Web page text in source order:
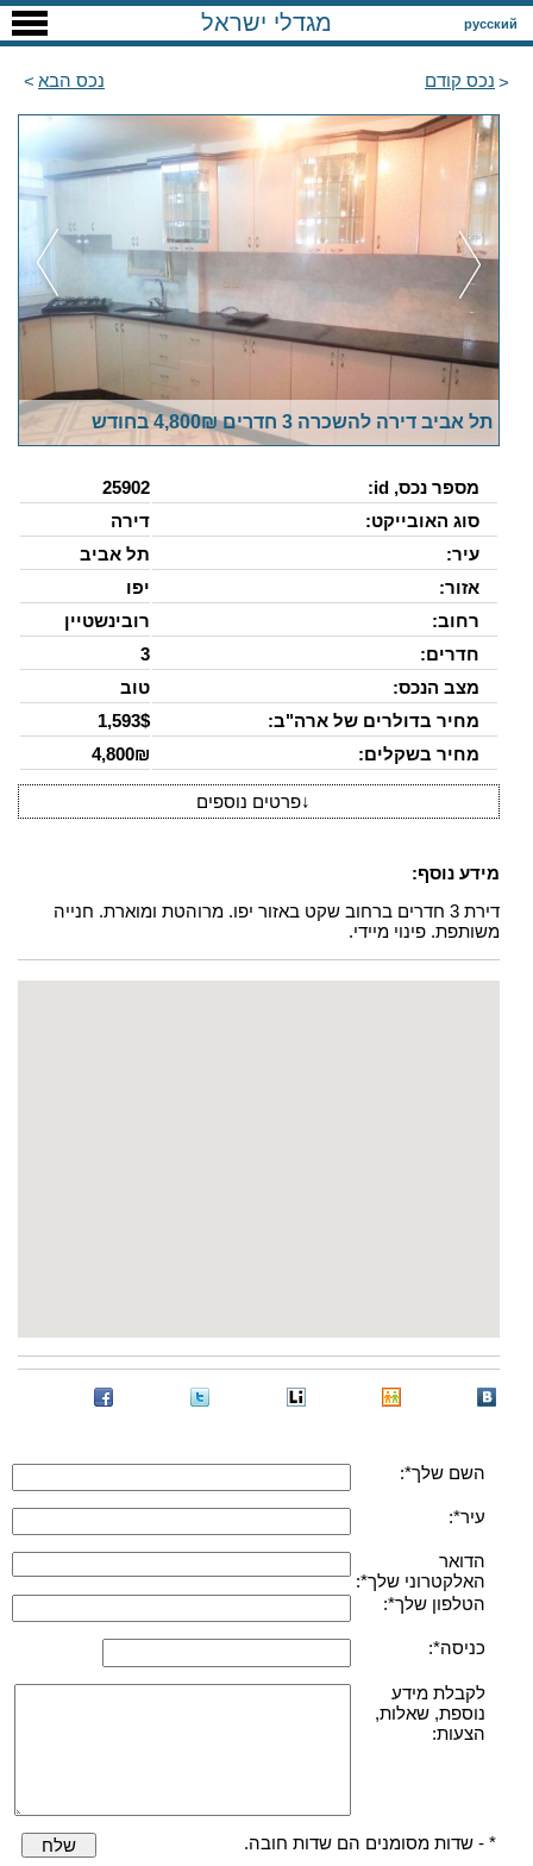
русский מגדלי ישראל
נכס קודם נכס הבא
תל אביב דירה להשכרה 3 חדרים 4,800₪ בחודש
מספר נכס, id:
25902
סוג האובייקט:
דירה
עיר:
תל אביב
אזור:
יפו
רחוב:
רובינשטיין
חדרים:
3
מצב הנכס:
טוב
מחיר בדולרים של ארה"ב:
1,593$
מחיר בשקלים:
4,800₪
↓פרטים נוספים
מידע נוסף:
דירת 3 חדרים ברחוב שקט באזור יפו. מרוהטת ומוארת. חנייה
משותפת. פינוי מיידי.
השם שלך*:
עיר*:
הדואר
האלקטרוני שלך*:
הטלפון שלך*:
כניסה*:
לקבלת מידע
נוספת, שאלות,
הצעות:
* - שדות מסומנים הם שדות חובה. שלח